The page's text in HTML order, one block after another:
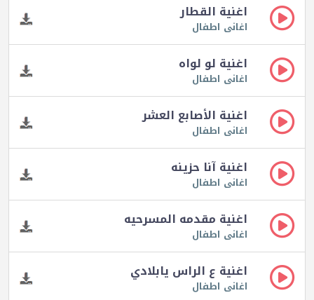
اغنية القطار
اغانى اطفال
اغنية لو لواه
اغانى اطفال
اغنية الأصابع العشر
اغانى اطفال
اغنية آنا حزينه
اغانى اطفال
اغنية مقدمه المسرحيه
اغانى اطفال
اغنية ع الراس يابلادي
اغانى اطفال